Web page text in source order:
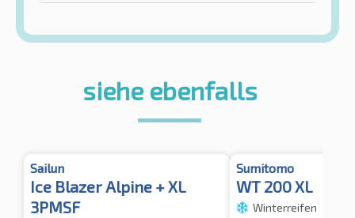
siehe ebenfalls
Sailun
Ice Blazer Alpine + XL
3PMSF
Sumitomo
WT 200 XL
Winterreifen